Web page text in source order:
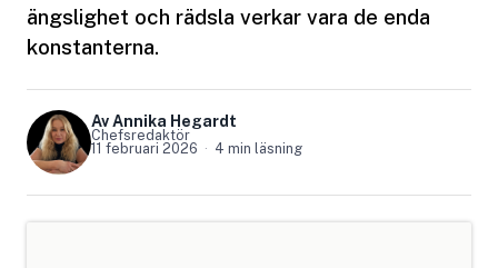
ängslighet och rädsla verkar vara de enda
konstanterna.
Av Annika Hegardt
Chefsredaktör
11 februari 2026
4 min läsning